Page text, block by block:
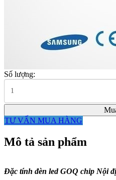
Số lượng:
TƯ VẤN MUA HÀNG
Mô tả sản phẩm
Đặc tính đèn led GOQ chip Nội